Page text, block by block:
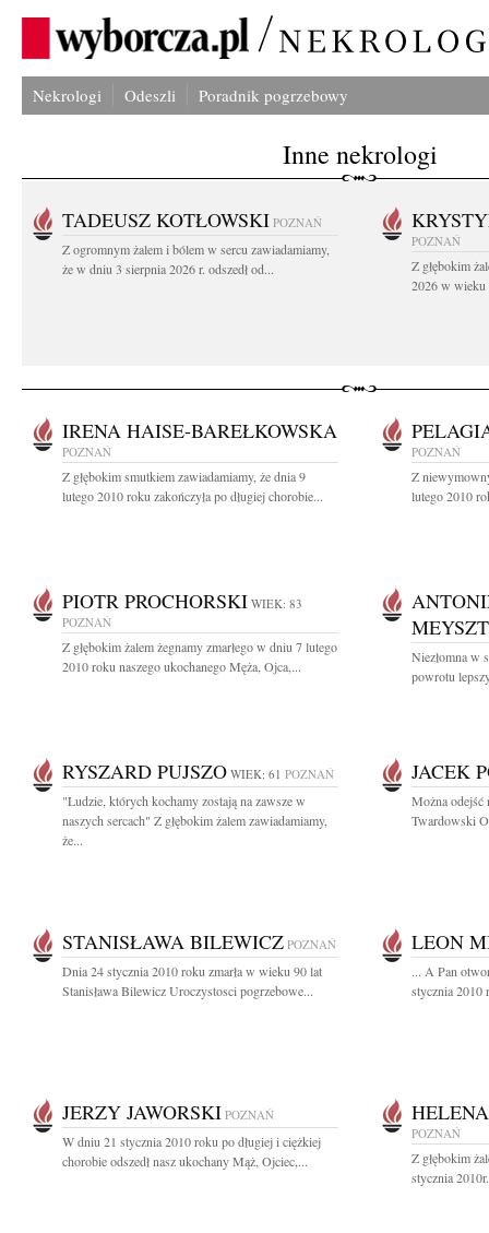
Nekrologi Odeszli Poradnik pogrzebowy
Inne nekrologi
TADEUSZ KOTŁOWSKI POZNAŃ
Z ogromnym żalem i bólem w sercu zawiadamiamy,
że w dniu 3 sierpnia 2026 r. odszedł od...
POZNAŃ
Z głębokim
2026 w wieku
IRENA HAISE-BAREŁKOWSKA
POZNAŃ
Z głębokim smutkiem zawiadamiamy, że dnia 9
lutego 2010 roku zakończyła po długiej chorobie...
POZNAŃ
Z
lutego 2010
PIOTR PROCHORSKI WIEK: 83
POZNAŃ
Z głębokim żalem żegnamy zmarłego w dniu 7 lutego
2010 roku naszego ukochanego Męża, Ojca,...
Niezłomna w
powrotu
RYSZARD PUJSZO WIEK: 61 POZNAŃ
"Ludzie, których kochamy zostają na zawsze w
naszych sercach" Z głębokim żalem zawiadamiamy,
że...
JACEK
Można odejść
Twardowski
STANISŁAWA BILEWICZ POZNAŃ
Dnia 24 stycznia 2010 roku zmarła w wieku 90 lat
Stanisława Bilewicz Uroczystosci pogrzebowe...
LEON
... A Pan
stycznia 2010
JERZY JAWORSKI POZNAŃ
W dniu 21 stycznia 2010 roku po długiej i ciężkiej
chorobie odszedł nasz ukochany Mąż, Ojciec,...
POZNAŃ
Z głębokim
stycznia